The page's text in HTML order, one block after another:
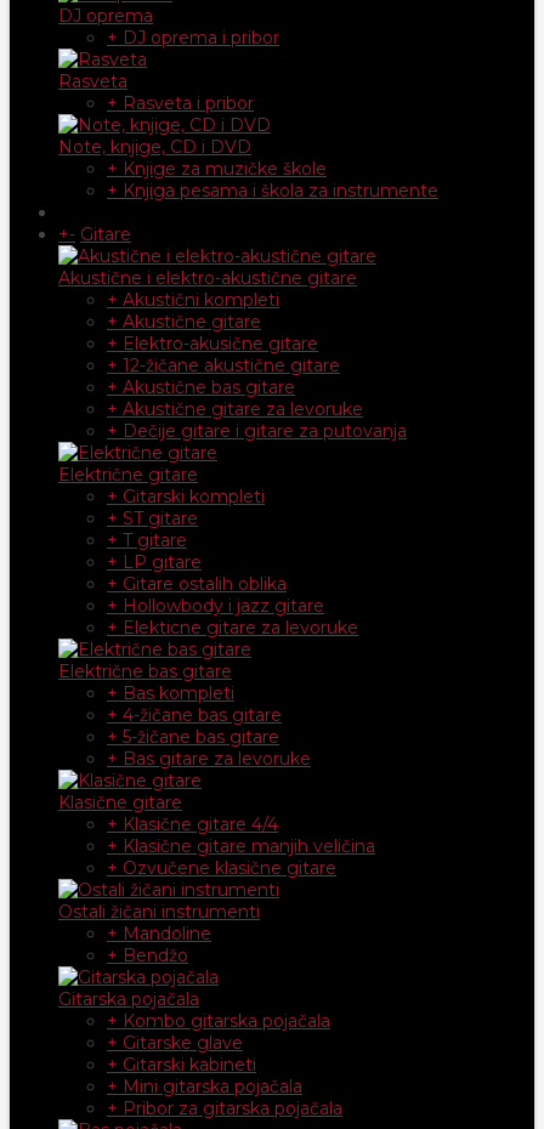
DJ oprema
+ DJ oprema i pribor
Rasveta
+ Rasveta i pribor
Note, knjige, CD i DVD
+ Knjige za muzičke škole
+ Knjiga pesama i škola za instrumente
+- Gitare
Akustične i elektro-akustične gitare
+ Akustični kompleti
+ Akustične gitare
+ Elektro-akusične gitare
+ 12-žičane akustične gitare
+ Akustične bas gitare
+ Akustične gitare za levoruke
+ Dečije gitare i gitare za putovanja
Električne gitare
+ Gitarski kompleti
+ ST gitare
+ T gitare
+ LP gitare
+ Gitare ostalih oblika
+ Hollowbody i jazz gitare
+ Elekticne gitare za levoruke
Električne bas gitare
+ Bas kompleti
+ 4-žičane bas gitare
+ 5-žičane bas gitare
+ Bas gitare za levoruke
Klasične gitare
+ Klasične gitare 4/4
+ Klasične gitare manjih veličina
+ Ozvučene klasične gitare
Ostali žičani instrumenti
+ Mandoline
+ Bendžo
Gitarska pojačala
+ Kombo gitarska pojačala
+ Gitarske glave
+ Gitarski kabineti
+ Mini gitarska pojačala
+ Pribor za gitarska pojačala